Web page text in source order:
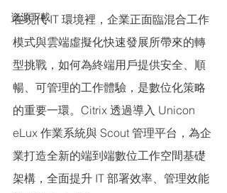
資源下載
在現代 IT 環境裡，企業正面臨混合工作
模式與雲端虛擬化快速發展所帶來的轉
型挑戰，如何為終端用戶提供安全、順
暢、可管理的工作體驗，是數位化策略
的重要一環。Citrix 透過導入 Unicon
eLux 作業系統與 Scout 管理平台，為企
業打造全新的端到端數位工作空間基礎
架構，全面提升 IT 部署效率、管理效能